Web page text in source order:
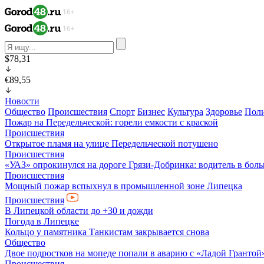
$78,31
€89,55
Новости
Общество Происшествия Спорт Бизнес Культура Здоровье
Пожар на Передельческой: горели емкости с краской
Происшествия
Открытое пламя на улице Передельческой потушено
Происшествия
«УАЗ» опрокинулся на дороге Грязи-Добринка: водитель в
Происшествия
Мощный пожар вспыхнул в промышленной зоне Липецка
Происшествия
В Липецкой области до +30 и дожди
Погода в Липецке
Кольцо у памятника Танкистам закрывается снова
Общество
Двое подростков на мопеде попали в аварию с «Ладой